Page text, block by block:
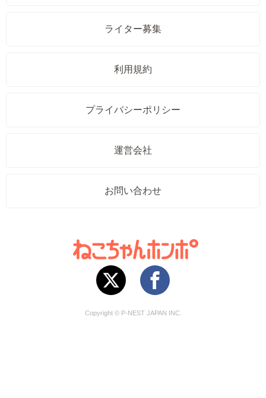
ライター募集
利用規約
プライバシーポリシー
運営会社
お問い合わせ
Copyright © P-NEST JAPAN INC.